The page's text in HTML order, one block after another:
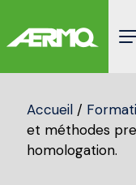
content
Accueil /
et méthodes
homologation.